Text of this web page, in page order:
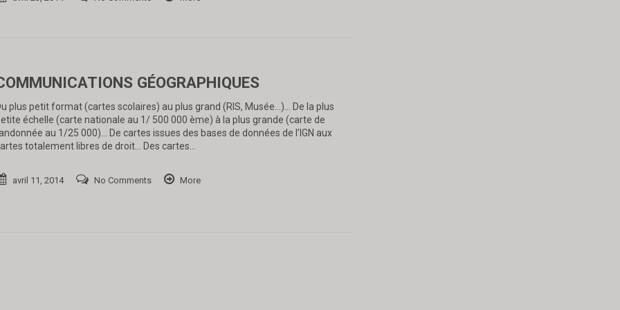
GÉOGRAPHIQUES
plus petit format (cartes scolaires) au plus grand (RIS, Musée…)… De la plus
échelle (carte nationale au 1/ 500 000 ème) à la plus grande (carte de
au 1/25 000)… De cartes issues des bases de données de l’IGN aux
totalement libres de droit… Des cartes…
avril 11, 2014 No Comments More